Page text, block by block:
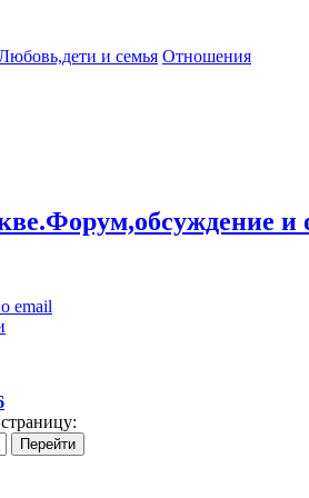
и семья Отношения
и
email